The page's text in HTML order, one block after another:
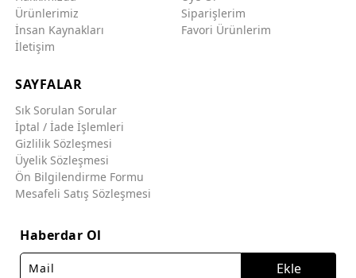
Ürünlerimiz
İnsan Kaynakları
İletişim
Siparişlerim
Favori Ürünlerim
SAYFALAR
Sık Sorulan Sorular
İptal / İade İşlemleri
Gizlilik Sözleşmesi
Üyelik Sözleşmesi
Ön Bilgilendirme Formu
Mesafeli Satış Sözleşmesi
Haberdar Ol
Ekle